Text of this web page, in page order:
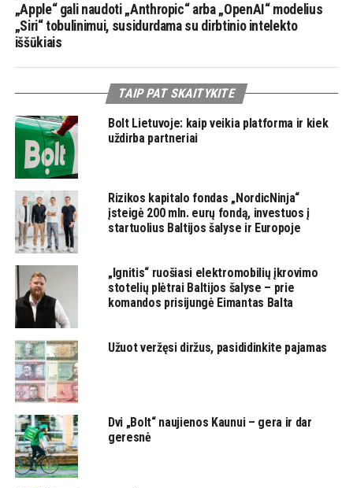
„Apple“ gali naudoti „Anthropic“ arba „OpenAI“ modelius
„Siri“ tobulinimui, susidurdama su dirbtinio intelekto
iššūkiais
TAIP PAT SKAITYKITE
Bolt Lietuvoje: kaip veikia platforma ir kiek
uždirba partneriai
Rizikos kapitalo fondas „NordicNinja“
įsteigė 200 mln. eurų fondą, investuos į
startuolius Baltijos šalyse ir Europoje
„Ignitis“ ruošiasi elektromobilių įkrovimo
stotelių plėtrai Baltijos šalyse – prie
komandos prisijungė Eimantas Balta
Užuot veržęsi diržus, pasididinkite pajamas
Dvi „Bolt“ naujienos Kaunui – gera ir dar
geresnė